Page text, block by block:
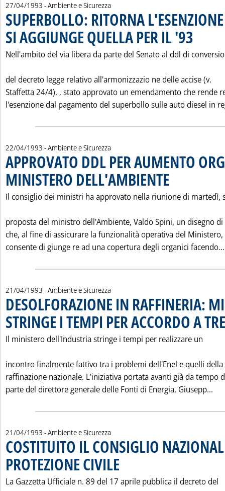
27/04/1993 - Ambiente e Sicurezza
SUPERBOLLO: RITORNA
SI AGGIUNGE QUELLA PER IL '93
Nell'ambito del via libera da parte del Senato al ddl di
del decreto legge relativo all'armonizzazio ne delle accise (v.
Staffetta 24/4), ‚ stato approvato un emendamento che rende
l'esenzione dal pagamento del superbollo sulle auto diesel in
22/04/1993 - Ambiente e Sicurezza
APPROVATO DDL PER AUMENTO
MINISTERO DELL'AMBIENTE
Il consiglio dei ministri ha approvato nella riunione di martedì,
proposta del ministro dell'Ambiente, Valdo Spini, un disegno di
che, al fine di assicurare la funzionalità operativa del Ministero,
consente di giunge re ad una copertura degli organici facendo...
21/04/1993 - Ambiente e Sicurezza
DESOLFORAZIONE IN RAFFINERIA:
STRINGE I TEMPI PER ACCORDO A TRE
Il ministero dell'Industria stringe i tempi per realizzare un
incontro finalmente fattivo tra i problemi dell'Enel e quelli della
raffinazione nazionale. L'iniziativa portata avanti già da tempo
parte del direttore generale delle Fonti di Energia, Giusepp...
21/04/1993 - Ambiente e Sicurezza
COSTITUITO IL CONSIGLIO
PROTEZIONE CIVILE
La Gazzetta Ufficiale n. 89 del 17 aprile pubblica il decreto del